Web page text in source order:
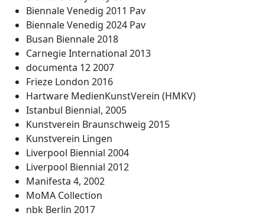
Biennale Venedig 2011 Pav
Biennale Venedig 2024 Pav
Busan Biennale 2018
Carnegie International 2013
documenta 12 2007
Frieze London 2016
Hartware MedienKunstVerein (HMKV)
Istanbul Biennial, 2005
Kunstverein Braunschweig 2015
Kunstverein Lingen
Liverpool Biennial 2004
Liverpool Biennial 2012
Manifesta 4, 2002
MoMA Collection
nbk Berlin 2017